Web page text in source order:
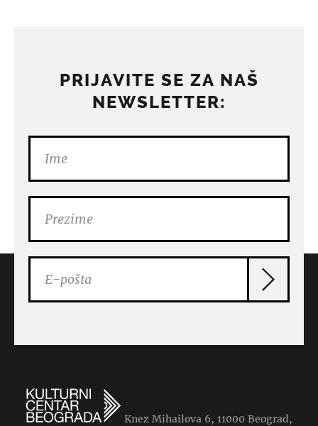
PRIJAVITE SE ZA NAŠ
NEWSLETTER:
Knez Mihailova 6, 11000 Beograd,